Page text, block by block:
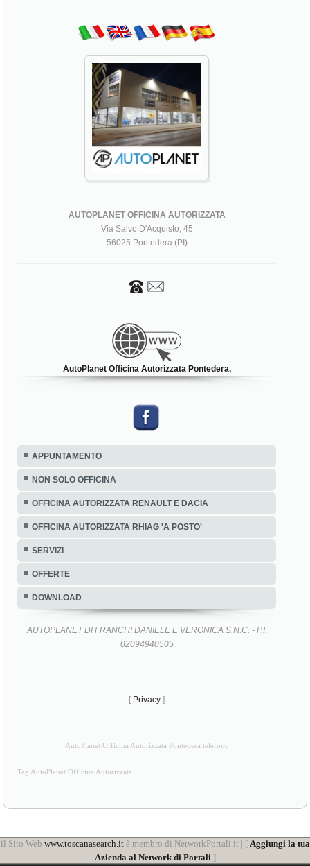
AUTOPLANET OFFICINA AUTORIZZATA
Via Salvo D'Acquisto, 45
56025 Pontedera (PI)
AutoPlanet Officina Autorizzata Pontedera,
APPUNTAMENTO
NON SOLO OFFICINA
OFFICINA AUTORIZZATA RENAULT E DACIA
OFFICINA AUTORIZZATA RHIAG 'A POSTO'
SERVIZI
OFFERTE
DOWNLOAD
AUTOPLANET DI FRANCHI DANIELE E VERONICA S.N.C. - P.I.
02094940505
[ Privacy ]
AutoPlanet Officina Autorizzata Pontedera telefono
Tag AutoPlanet Officina Autorizzata
il Sito Web www.toscanasearch.itè membro di NetworkPortali.it | [ Aggiungi la tua
Azienda al Network di Portali ]